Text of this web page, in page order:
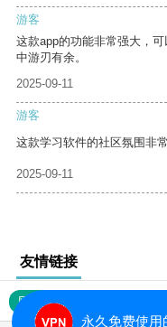
游客
这款app的功能非常强大，
中游刃有余。
2025-09-11
游客
这款学习软件的社区氛围非
2025-09-11
友情链接
网站地图
永久免费使用